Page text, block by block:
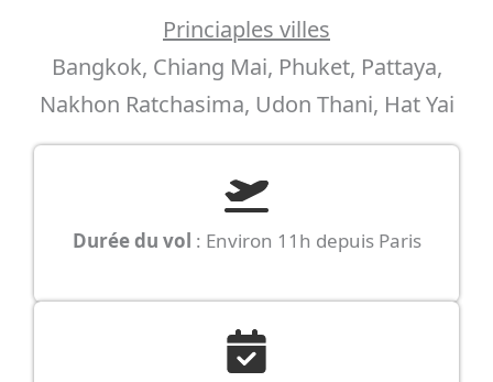
Princiaples villes
Bangkok, Chiang Mai, Phuket, Pattaya,
Nakhon Ratchasima, Udon Thani, Hat Yai
Durée du vol : Environ 11h depuis Paris